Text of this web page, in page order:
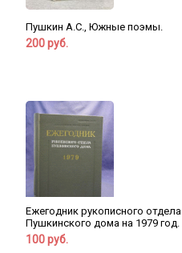
Пушкин А.С., Южные поэмы.
200 руб.
Ежегодник рукописного отдела
Пушкинского дома на 1979 год.
100 руб.